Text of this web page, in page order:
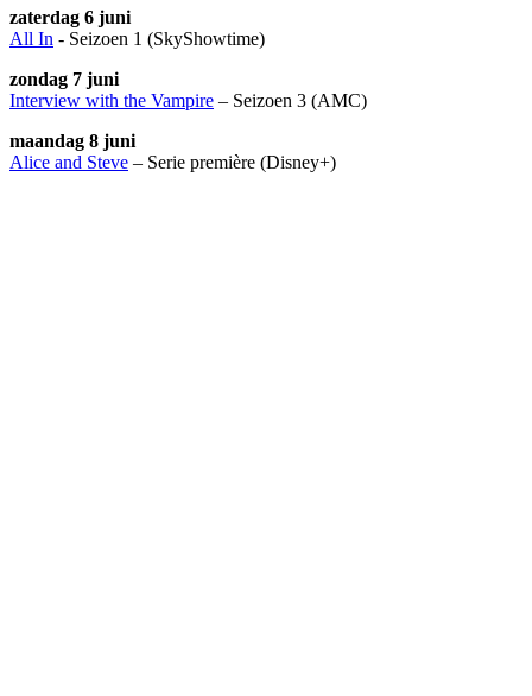
zaterdag 6 juni
All In - Seizoen 1 (SkyShowtime)
zondag 7 juni
Interview with the Vampire – Seizoen 3 (AMC)
maandag 8 juni
Alice and Steve – Serie première (Disney+)